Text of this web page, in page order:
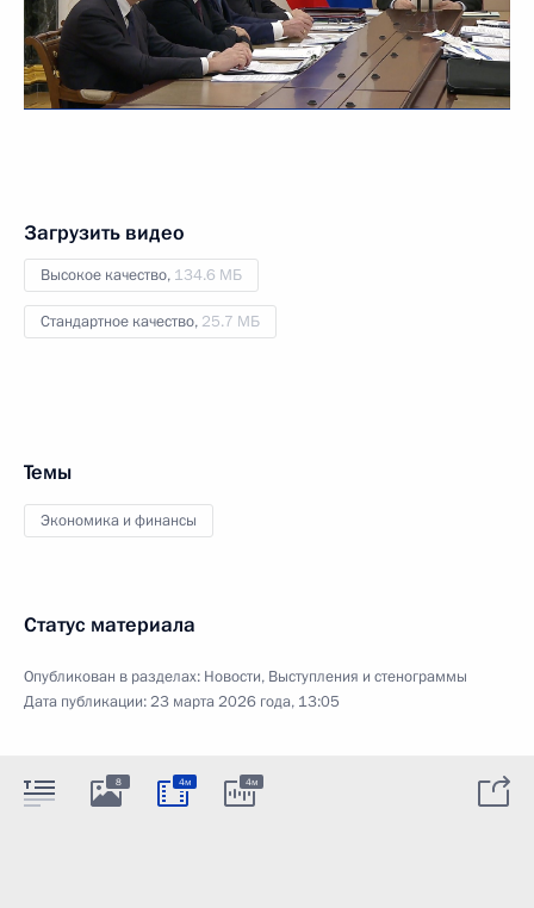
Загрузить видео
Высокое качество, 134.6 МБ
Стандартное качество, 25.7 МБ
Темы
Экономика и финансы
Статус материала
Опубликован в разделах: Новости, Выступления и стенограммы
Дата публикации:23 марта 2026 года, 13:05
8 4м 4м